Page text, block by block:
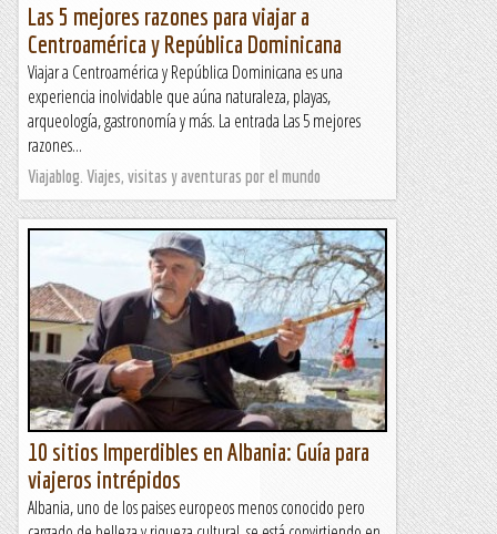
Las 5 mejores razones para viajar a
Centroamérica y República Dominicana
Viajar a Centroamérica y República Dominicana es una
experiencia inolvidable que aúna naturaleza, playas,
arqueología, gastronomía y más. La entrada Las 5 mejores
razones...
Viajablog. Viajes, visitas y aventuras por el mundo
10 sitios Imperdibles en Albania: Guía para
viajeros intrépidos
Albania, uno de los paises europeos menos conocido pero